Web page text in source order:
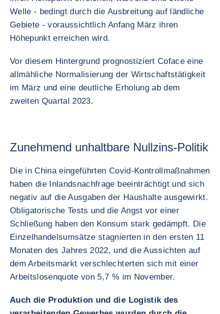
Welle - bedingt durch die Ausbreitung auf ländliche
Gebiete - voraussichtlich Anfang März ihren
Höhepunkt erreichen wird.
Vor diesem Hintergrund prognostiziert Coface eine
allmähliche Normalisierung der Wirtschaftstätigkeit
im März und eine deutliche Erholung ab dem
zweiten Quartal 2023.
Zunehmend unhaltbare Nullzins-Politik
Die in China eingeführten Covid-Kontrollmaßnahmen
haben die Inlandsnachfrage beeinträchtigt und sich
negativ auf die Ausgaben der Haushalte ausgewirkt.
Obligatorische Tests und die Angst vor einer
Schließung haben den Konsum stark gedämpft. Die
Einzelhandelsumsätze stagnierten in den ersten 11
Monaten des Jahres 2022, und die Aussichten auf
dem Arbeitsmarkt verschlechterten sich mit einer
Arbeitslosenquote von 5,7 % im November.
Auch die Produktion und die Logistik des